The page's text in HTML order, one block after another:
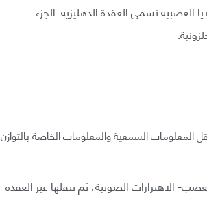
العصبية تسمى العقدة الدهليزية. الجزء
السمعية والمعلومات الخاصة بالتوازن
الاهتزازات الصوتية، ثم تنقلها عبر العقدة